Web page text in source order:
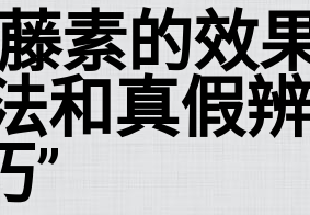
素的效
和真假
”